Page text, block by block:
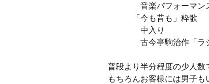
音楽パフォーマン
「今も昔も」粋歌
中入り
古今亭駒治作「ラジ
普段より半分程度の少人数
もちろんお客様には男子も